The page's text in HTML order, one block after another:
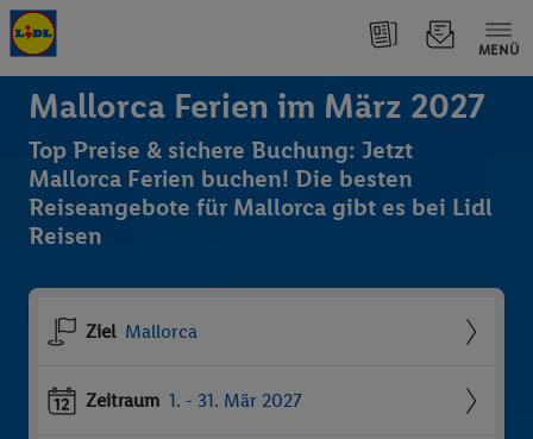
MENÜ
Mallorca Ferien im März 2027
Top Preise & sichere Buchung: Jetzt
Mallorca Ferien buchen! Die besten
Reiseangebote für Mallorca gibt es bei Lidl
Reisen
Ziel Mallorca
Zeitraum 1. - 31. Mär 2027